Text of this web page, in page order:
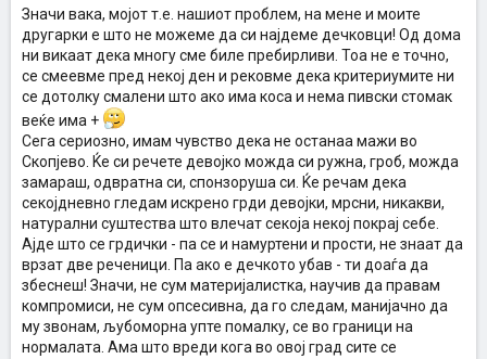
Значи вака, мојот т.е. нашиот проблем, на мене и моите
другарки е што не можеме да си најдеме дечковци! Од дома
ни викаат дека многу сме биле пребирливи. Тоа не е точно,
се смеевме пред некој ден и рековме дека критериумите ни
се дотолку смалени што ако има коса и нема пивски стомак
веќе има +
Сега сериозно, имам чувство дека не останаа мажи во
Скопјево. Ќе си речете девојко можда си ружна, гроб, можда
замараш, одвратна си, спонзоруша си. Ќе речам дека
секојдневно гледам искрено грди девојки, мрсни, никакви,
натурални суштества што влечат секоја некој покрај себе.
Ајде што се грдички - па се и намуртени и прости, не знаат да
врзат две реченици. Па ако е дечкото убав - ти доаѓа да
збеснеш! Значи, не сум материјалистка, научив да правам
компромиси, не сум опсесивна, да го следам, манијачно да
му звонам, љубоморна упте помалку, се во граници на
нормалата. Ама што вреди кога во овој град сите се